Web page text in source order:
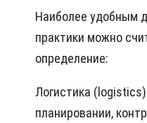
Наиболее удобным
практики можно
определение:
Логистика
планировании,